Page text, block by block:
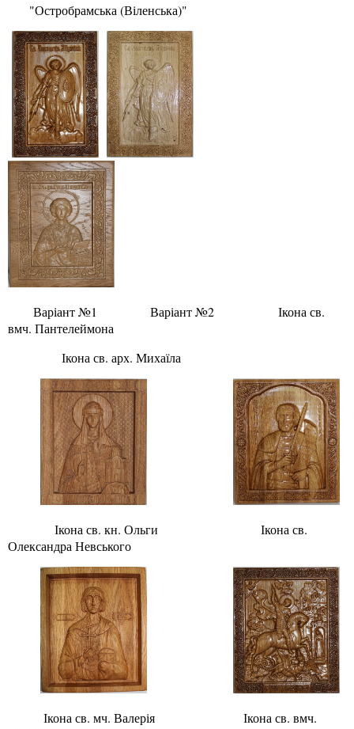
"Остробрамська (Віленська)"
Варіант №1 Варіант №2 Ікона св.
вмч. Пантелеймона
Ікона св. арх. Михаїла
Ікона св. кн. Ольги Ікона св.
Олександра Невського
Ікона св. мч. Валерія Ікона св. вмч.